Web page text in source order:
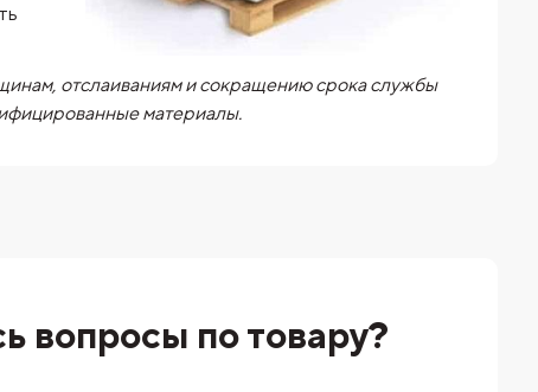
отслаиваниям и сокращению срока службы
материалы.
вопросы по товару?